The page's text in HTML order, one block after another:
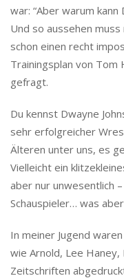
war: “Aber warum kann
Und so aussehen muss
schon einen recht
Trainingsplan von Tom
gefragt.
Du kennst Dwayne
sehr erfolgreicher
Älteren unter uns, es
Vielleicht ein
aber nur unwesentlich
Schauspieler… was
In meiner Jugend
wie Arnold, Lee Haney,
Zeitschriften